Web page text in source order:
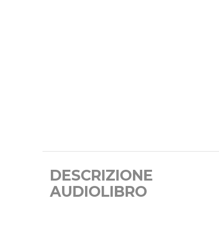
DESCRIZIONE
AUDIOLIBRO